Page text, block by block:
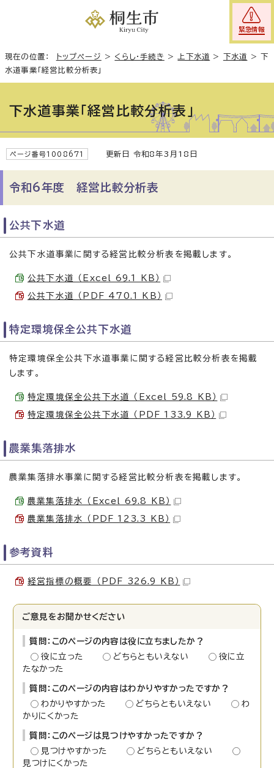
緊急情報
現在の位置： トップページ > くらし・手続き > 上下水道 > 下水道 >下
水道事業「経営比較分析表」
下水道事業「経営比較分析表」
ページ番号1008671 更新日 令和8年3月18日
令和6年度 経営比較分析表
公共下水道
公共下水道事業に関する経営比較分析表を掲載します。
公共下水道 （Excel 69.1 KB）
公共下水道 （PDF 470.1 KB）
特定環境保全公共下水道
特定環境保全公共下水道事業に関する経営比較分析表を掲載
します。
特定環境保全公共下水道 （Excel 59.8 KB）
特定環境保全公共下水道 （PDF 133.9 KB）
農業集落排水
農業集落排水事業に関する経営比較分析表を掲載します。
農業集落排水 （Excel 69.8 KB）
農業集落排水 （PDF 123.3 KB）
参考資料
経営指標の概要 （PDF 326.9 KB）
ご意見をお聞かせください
質問：このページの内容は役に立ちましたか？
役に立った
どちらともいえない
役に立
たなかった
質問：このページの内容はわかりやすかったですか？
わかりやすかった
どちらともいえない
わ
かりにくかった
質問：このページは見つけやすかったですか？
見つけやすかった
どちらともいえない
見つけにくかった